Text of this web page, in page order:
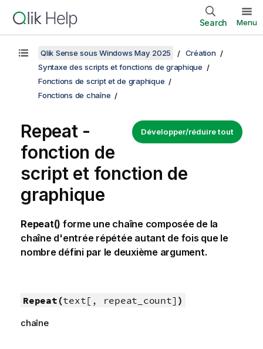
Search Menu
Qlik Sense sous Windows May 2025
Création
Syntaxe des scripts et fonctions de graphique
Fonctions de script et de graphique
Fonctions de chaîne
Développer/réduire tout
Repeat -
fonction de
script et fonction de
graphique
Repeat() forme une chaîne composée de la
chaîne d'entrée répétée autant de fois que le
nombre défini par le deuxième argument.
Repeat(text[, repeat_count] )
chaîne